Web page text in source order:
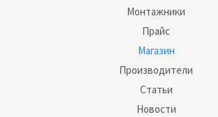
Монтажники
Прайс
Магазин
Производители
Статьи
Новости